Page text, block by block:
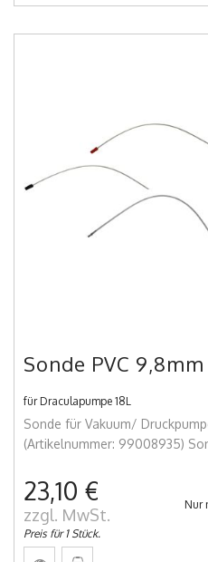
Sonde PVC 9,8mm
für Draculapumpe 18L
Sonde für Vakuum/
(Artikelnummer: 99008935)
23,10 €
zzgl. MwSt.
Preis für 1 Stück.
Nur